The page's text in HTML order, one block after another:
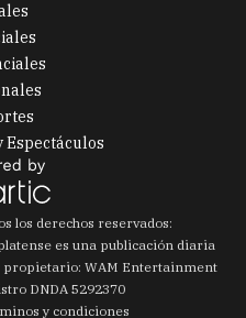
Espectáculos
los derechos reservados:
es una publicación diaria
WAM Entertainment
DNDA 5292370
y condiciones